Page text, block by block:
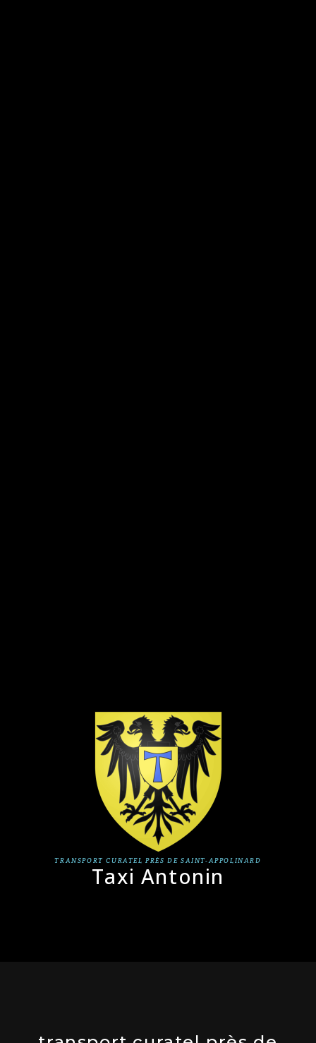
TRANSPORT CURATEL PRÈS DE SAINT-APPOLINARD
Taxi Antonin